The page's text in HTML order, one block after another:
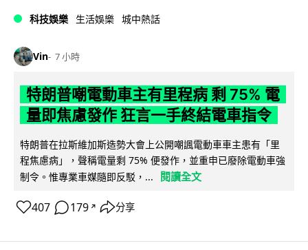
科技娛樂 生活娛樂 城中熱話
Vin 7 小時
特朗普嘲電動車主有里程病 剩 75% 電
量即焦慮發作 狂言一手終結電車指令
特朗普在拉斯維加斯造勢大會上公開嘲諷電動車車主患有「里
程焦慮病」，聲稱電量剩 75% 便發作，並重申已廢除電動車強
制令。惟專業車媒隨即反駁，...
閱讀全文
407 179 ↗ 分享